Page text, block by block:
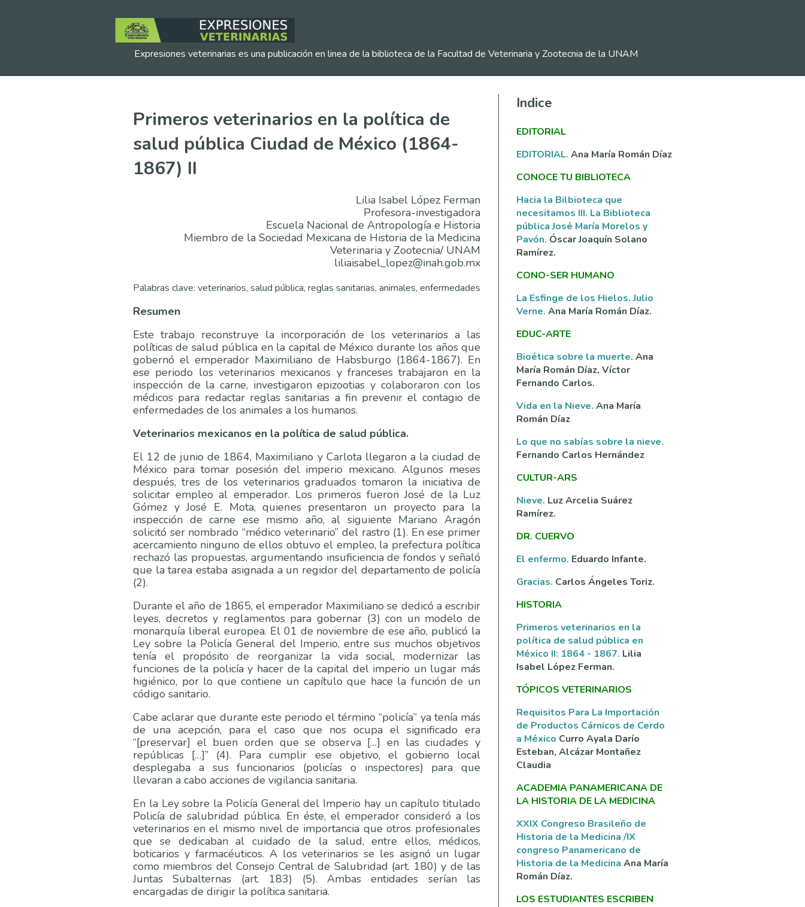
Expresiones veterinarias es una publicación en linea de la biblioteca de la Facultad de Veterinaria y Zootecnia de la UNAM
Primeros veterinarios en la política de
salud pública Ciudad de México (1864-
1867) II
Lilia Isabel López Ferman
Profesora-investigadora
Escuela Nacional de Antropología e Historia
Miembro de la Sociedad Mexicana de Historia de la Medicina
Veterinaria y Zootecnia/ UNAM
liliaisabel_lopez@inah.gob.mx
Palabras clave: veterinarios, salud pública, reglas sanitarias, animales, enfermedades
Resumen
Este trabajo reconstruye la incorporación de los veterinarios a las
políticas de salud pública en la capital de México durante los años que
gobernó el emperador Maximiliano de Habsburgo (1864-1867). En
ese periodo los veterinarios mexicanos y franceses trabajaron en la
inspección de la carne, investigaron epizootias y colaboraron con los
médicos para redactar reglas sanitarias a fin prevenir el contagio de
enfermedades de los animales a los humanos.
Veterinarios mexicanos en la política de salud pública.
El 12 de junio de 1864, Maximiliano y Carlota llegaron a la ciudad de
México para tomar posesión del imperio mexicano. Algunos meses
después, tres de los veterinarios graduados tomaron la iniciativa de
solicitar empleo al emperador. Los primeros fueron José de la Luz
Gómez y José E. Mota, quienes presentaron un proyecto para la
inspección de carne ese mismo año, al siguiente Mariano Aragón
solicitó ser nombrado “médico veterinario” del rastro (1). En ese primer
acercamiento ninguno de ellos obtuvo el empleo, la prefectura política
rechazó las propuestas, argumentando insuficiencia de fondos y señaló
que la tarea estaba asignada a un regidor del departamento de policía
(2).
Durante el año de 1865, el emperador Maximiliano se dedicó a escribir
leyes, decretos y reglamentos para gobernar (3) con un modelo de
monarquía liberal europea. El 01 de noviembre de ese año, publicó la
Ley sobre la Policía General del Imperio, entre sus muchos objetivos
tenía el propósito de reorganizar la vida social, modernizar las
funciones de la policía y hacer de la capital del imperio un lugar más
higiénico, por lo que contiene un capítulo que hace la función de un
código sanitario.
Cabe aclarar que durante este periodo el término “policía” ya tenía más
de una acepción, para el caso que nos ocupa el significado era
“[preservar] el buen orden que se observa […] en las ciudades y
repúblicas […]” (4). Para cumplir ese objetivo, el gobierno local
desplegaba a sus funcionarios (policías o inspectores) para que
llevaran a cabo acciones de vigilancia sanitaria.
En la Ley sobre la Policía General del Imperio hay un capítulo titulado
Policía de salubridad pública. En éste, el emperador consideró a los
veterinarios en el mismo nivel de importancia que otros profesionales
que se dedicaban al cuidado de la salud, entre ellos, médicos,
boticarios y farmacéuticos. A los veterinarios se les asignó un lugar
como miembros del Consejo Central de Salubridad (art. 180) y de las
Juntas Subalternas (art. 183) (5). Ambas entidades serían las
encargadas de dirigir la política sanitaria.
Indice
EDITORIAL
EDITORIAL. Ana María Román Díaz
CONOCE TU BIBLIOTECA
Hacia la Bilbioteca que
necesitamos III. La Biblioteca
pública José María Morelos y
Pavón. Óscar Joaquín Solano
Ramírez.
CONO-SER HUMANO
La Esfinge de los Hielos. Julio
Verne. Ana María Román Díaz.
EDUC-ARTE
Bioética sobre la muerte. Ana
María Román Díaz, Víctor
Fernando Carlos.
Vida en la Nieve. Ana María
Román Díaz
Lo que no sabías sobre la nieve.
Fernando Carlos Hernández
CULTUR-ARS
Nieve. Luz Arcelia Suárez
Ramírez.
DR. CUERVO
El enfermo. Eduardo Infante.
Gracias. Carlos Ángeles Toriz.
HISTORIA
Primeros veterinarios en la
política de salud pública en
México II: 1864 - 1867. Lilia
Isabel López Ferman.
TÓPICOS VETERINARIOS
Requisitos Para La Importación
de Productos Cárnicos de Cerdo
a México Curro Ayala Darío
Esteban, Alcázar Montañez
Claudia
ACADEMIA PANAMERICANA DE
LA HISTORIA DE LA MEDICINA
XXIX Congreso Brasileño de
Historia de la Medicina /IX
congreso Panamericano de
Historia de la Medicina Ana María
Román Díaz.
LOS ESTUDIANTES ESCRIBEN